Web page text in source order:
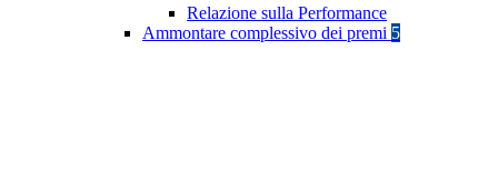
Relazione sulla Performance
Ammontare complessivo dei premi 5